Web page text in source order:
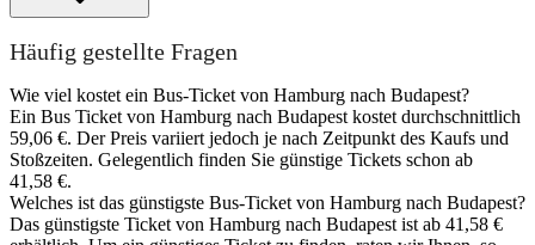
Häufig gestellte Fragen
Wie viel kostet ein Bus-Ticket von Hamburg nach Budapest?
Ein Bus Ticket von Hamburg nach Budapest kostet durchschnittlich
59,06 €. Der Preis variiert jedoch je nach Zeitpunkt des Kaufs und
Stoßzeiten. Gelegentlich finden Sie günstige Tickets schon ab
41,58 €.
Welches ist das günstigste Bus-Ticket von Hamburg nach Budapest?
Das günstigste Ticket von Hamburg nach Budapest ist ab 41,58 €